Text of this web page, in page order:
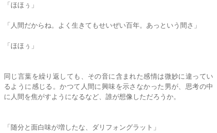
「ほほぅ」
「人間だからね。よく生きてもせいぜい百年。あっという間さ」
「ほほぅ」
同じ言葉を繰り返しても、その音に含まれた感情は微妙に違ってい
るように感じる。かつて人間に興味を示さなかった男が、思考の中
に人間を焦がすようになるなど、誰が想像しただろうか。
「随分と面白味が増したな、ダリフォングラット」